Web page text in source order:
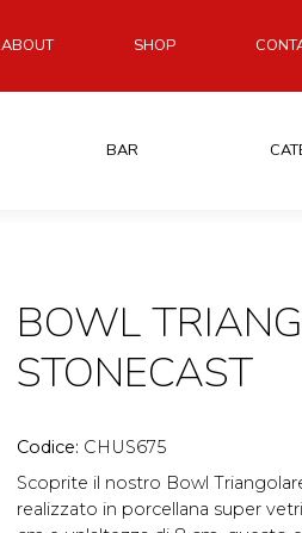
ABOUT SHOP
BAR
BOWL
STONECAST
Codice: CHUS675
Scoprite il nostro Bowl
realizzato in porcellana super